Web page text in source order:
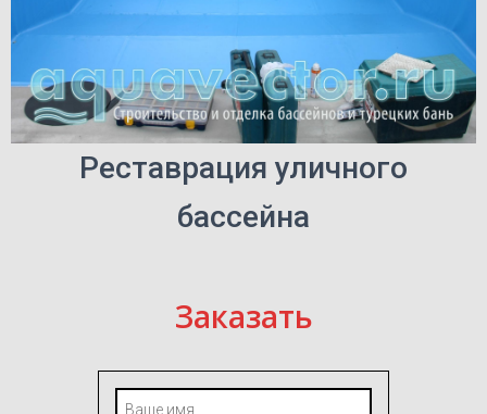
Реставрация уличного
бассейна
Заказать